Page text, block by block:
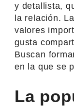
y detallista,
la relación.
valores
gusta
Buscan
en la que se
La